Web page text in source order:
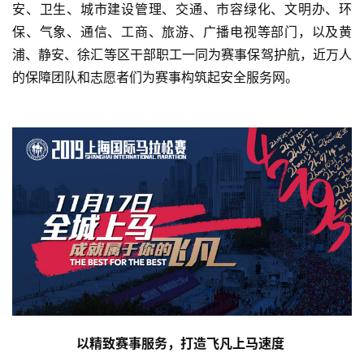
安、卫生、城市建设管理、交通、市容绿化、文明办、环
保、气象、通信、工商、旅游、广播电视等部门，以及黄
浦、静安、徐汇等区干部职工一同为赛事保驾护航，近万人
的保障团队和志愿者们为赛事构筑起安全服务网。
以精致赛事服务，打造飞凡上马速度